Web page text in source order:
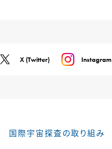
X (Twitter) Instagram
国際宇宙探査の取り組み